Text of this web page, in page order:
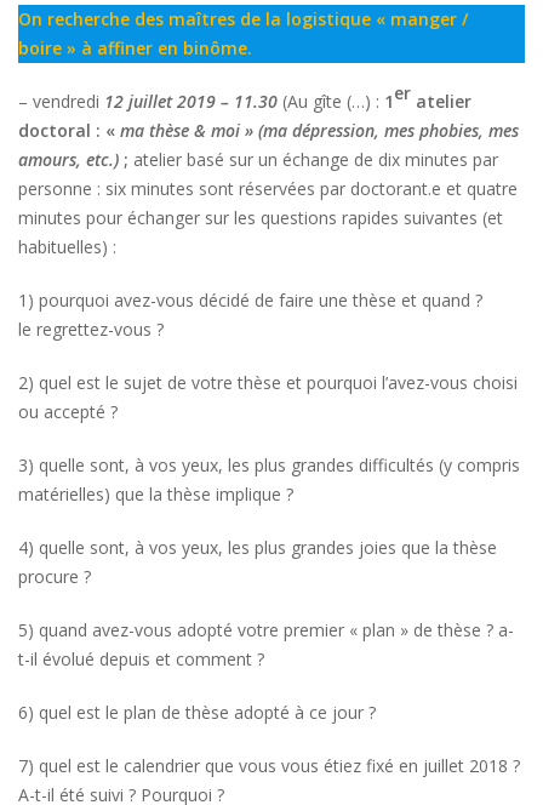
On recherche des maîtres de la logistique « manger /
boire » à affiner en binôme.
– vendredi 12 juillet 2019 – 11.30 (Au gîte (…) : 1er atelier
doctoral : « ma thèse & moi » (ma dépression, mes phobies, mes
amours, etc.) ; atelier basé sur un échange de dix minutes par
personne : six minutes sont réservées par doctorant.e et quatre
minutes pour échanger sur les questions rapides suivantes (et
habituelles) :
1) pourquoi avez-vous décidé de faire une thèse et quand ?
le regrettez-vous ?
2) quel est le sujet de votre thèse et pourquoi l’avez-vous choisi
ou accepté ?
3) quelle sont, à vos yeux, les plus grandes difficultés (y compris
matérielles) que la thèse implique ?
4) quelle sont, à vos yeux, les plus grandes joies que la thèse
procure ?
5) quand avez-vous adopté votre premier « plan » de thèse ? a-
t-il évolué depuis et comment ?
6) quel est le plan de thèse adopté à ce jour ?
7) quel est le calendrier que vous vous étiez fixé en juillet 2018 ?
A-t-il été suivi ? Pourquoi ?